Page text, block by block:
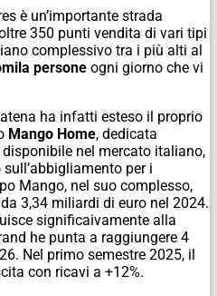
è un’importante strada
350 punti vendita di vari tipi
complessivo tra i più alti al
persone ogni giorno che vi
ha infatti esteso il proprio
Mango Home, dedicata
nel mercato italiano,
per i
Mango, nel suo complesso,
3,34 miliardi di euro nel 2024.
significaivamente alla
he punta a raggiungere 4
Nel primo semestre 2025, il
con ricavi a +12%.